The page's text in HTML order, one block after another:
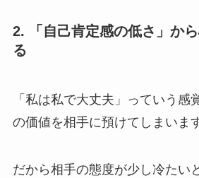
2. 「自己肯定感の低さ」か
る
「私は私で大丈夫」っていう感
の価値を相手に預けてしまいます
だから相手の態度が少し冷たい